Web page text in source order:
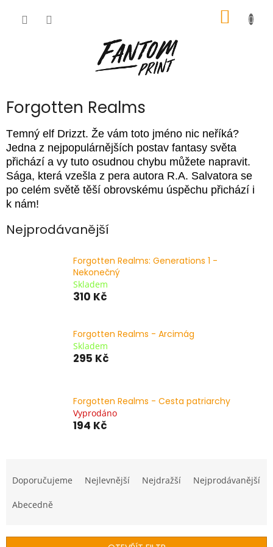
Forgotten Realms
Temný elf Drizzt. Že vám toto jméno nic neříká?
Jedna z nejpopulárnějších postav fantasy světa
přichází a vy tuto osudnou chybu můžete napravit.
Sága, která vzešla z pera autora R.A. Salvatora se
po celém světě těší obrovskému úspěchu přichází i
k nám!
Nejprodávanější
Forgotten Realms: Generations 1 -
Nekonečný
Skladem
310 Kč
Forgotten Realms - Arcimág
Skladem
295 Kč
Forgotten Realms - Cesta patriarchy
Vyprodáno
194 Kč
a
e
í
Doporučujeme Nejlevnější Nejdražší Nejprodávanější
Abecedně